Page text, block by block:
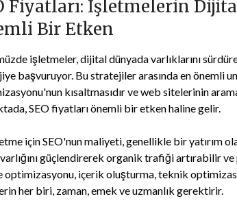
Fiyatları: İşletmelerin
Bir Etken
işletmeler, dijital dünyada varlıklarını
başvuruyor. Bu stratejiler arasında en önemli
kısaltmasıdır ve web sitelerinin
SEO fiyatları önemli bir etken haline gelir.
için SEO'nun maliyeti, genellikle bir yatırım
güçlendirerek organik trafiği artırabilir
optimizasyonu, içerik oluşturma, teknik
her biri, zaman, emek ve uzmanlık gerektirir.